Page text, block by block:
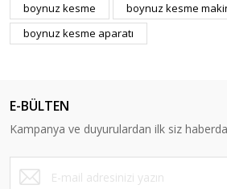
boynuz kesme
boynuz kesme
boynuz kesme aparatı
E-BÜLTEN
Kampanya ve duyurulardan ilk siz